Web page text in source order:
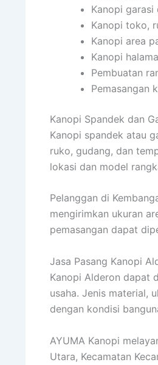
Kanopi
Kanopi toko,
Kanopi area
Kanopi
Pembuatan
Pemasangan
Kanopi Spandek dan
Kanopi spandek atau
ruko, gudang, dan
lokasi dan model
Pelanggan di
mengirimkan ukuran
pemasangan dapat
Jasa Pasang Kanopi
Kanopi Alderon dapat
usaha. Jenis material,
dengan kondisi
AYUMA Kanopi
Utara, Kecamatan